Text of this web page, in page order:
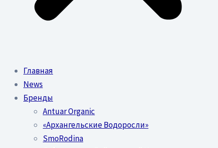
Главная
News
Бренды
Antuar Organic
«Архангельские Водоросли»
SmoRodina